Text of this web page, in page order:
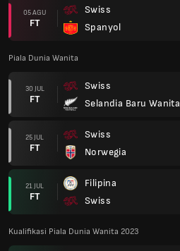
05 AGU
FT
Swiss
Spanyol
Piala Dunia Wanita
30 JUL
FT
Swiss
Selandia Baru Wanita
25 JUL
FT
Swiss
Norwegia
21 JUL
FT
Filipina
Swiss
Kualifikasi Piala Dunia Wanita 2023